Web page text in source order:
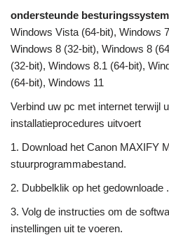
ondersteunde
Windows Vista (64-bit), Windows
Windows 8 (32-bit), Windows 8
(32-bit), Windows 8.1 (64-bit),
(64-bit), Windows 11
Verbind uw pc met internet terwijl
installatieprocedures uitvoert
1. Download het Canon MAXIFY
stuurprogrammabestand.
2. Dubbelklik op het gedownloade
3. Volg de instructies om de
instellingen uit te voeren.